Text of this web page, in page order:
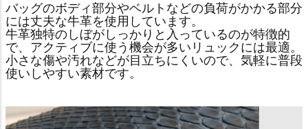
バッグのボディ部分やベルトなどの負荷がかかる部分
には丈夫な牛革を使用しています。
牛革独特のしぼがしっかりと入っているのが特徴的
で、アクティブに使う機会が多いリュックには最適。
小さな傷や汚れなどが目立ちにくいので、気軽に普段
使いしやすい素材です。